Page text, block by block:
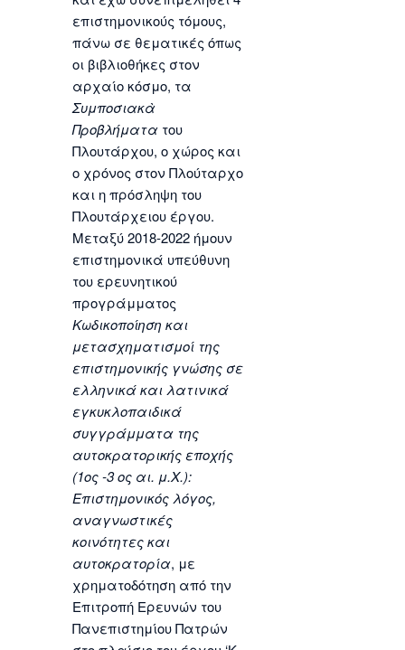
επιστημονικούς τόμους,
πάνω σε θεματικές όπως
οι βιβλιοθήκες στον
αρχαίο κόσμο, τα
Συμποσιακὰ
Προβλήματατου
Πλουτάρχου, ο χώρος και
ο χρόνος στον Πλούταρχο
και η πρόσληψη του
Πλουτάρχειου έργου.
Μεταξύ 2018-2022 ήμουν
επιστημονικά υπεύθυνη
του ερευνητικού
προγράμματος
Κωδικοποίηση και
μετασχηματισμοί της
επιστημονικής γνώσης σε
ελληνικά και λατινικά
εγκυκλοπαιδικά
συγγράμματα της
αυτοκρατορικής εποχής
(1ος -3 ος αι. μ.Χ.):
Eπιστημονικός λόγος,
αναγνωστικές
κοινότητες και
αυτοκρατορία, με
χρηματοδότηση από την
Επιτροπή Ερευνών του
Πανεπιστημίου Πατρών